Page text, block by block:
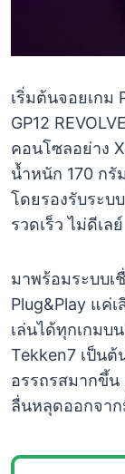
เริ่มต้นจอยเกม
GP12
คอนโซลอย่าง
น้ำหนัก 170 กรั
โดยรองรับระบ
รวดเร็ว ไม่ดีเลย์
มาพร้อมระบบเ
Plug&Play แค่
เล่นได้ทุกเกมบ
Tekken7 เป็นต้
อรรถรสมากขึ้น
ลื่นหลุดออกจา